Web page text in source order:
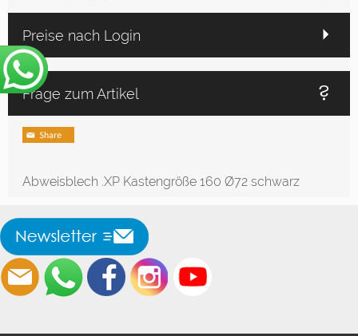
Preise nach Login
Frage zum Artikel
Abweisblech .XP Kastengröße 160 Ø72 schwarz